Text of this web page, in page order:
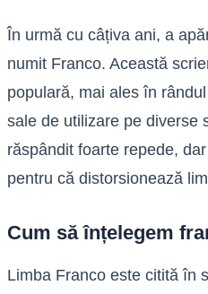
În urmă cu câțiva ani, a
numit Franco. Această
populară, mai ales în
sale de utilizare pe diverse
răspândit foarte repede,
pentru că distorsionează
Cum să înțelegem
Limba Franco este citită în